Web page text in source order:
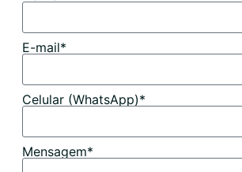
E-mail*
Celular (WhatsApp)*
Mensagem*